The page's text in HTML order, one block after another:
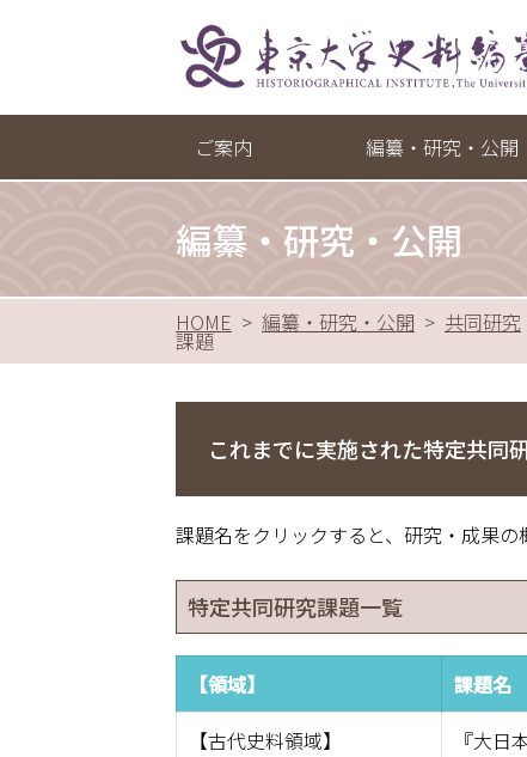
ご案内
沿革
事業
中世史料部門
近世史料部門
古文書古記
画像史料解
前近代日本
教員一覧
施設
点検・評価
アクセスマップ
リンク
サイトマップ
編纂・研究・公開
史料調査
共同研究
史料集版面ギャラ
編纂・研究・公開
HOME 編纂・研究・公開 共同研究
課題
これまでに実施された特定共同
課題名をクリックすると、研究・成果の
特定共同研究課題一覧
【領域】
課題名
【古代史料領域】
『大